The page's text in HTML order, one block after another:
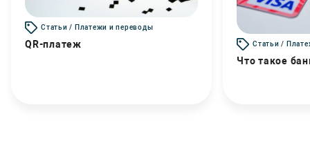
Статьи / Платежи и переводы
QR-платеж Статьи /
Что такое